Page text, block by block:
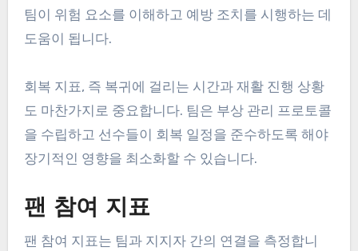
팀이 위험 요소를 이해하고 예방 조치를 시행하는 데
도움이 됩니다.
회복 지표, 즉 복귀에 걸리는 시간과 재활 진행 상황
도 마찬가지로 중요합니다. 팀은 부상 관리 프로토콜
을 수립하고 선수들이 회복 일정을 준수하도록 해야
장기적인 영향을 최소화할 수 있습니다.
팬 참여 지표
팬 참여 지표는 팀과 지지자 간의 연결을 측정합니